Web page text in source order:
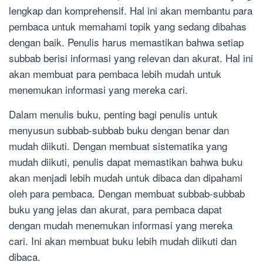
lengkap dan komprehensif. Hal ini akan membantu para
pembaca untuk memahami topik yang sedang dibahas
dengan baik. Penulis harus memastikan bahwa setiap
subbab berisi informasi yang relevan dan akurat. Hal ini
akan membuat para pembaca lebih mudah untuk
menemukan informasi yang mereka cari.
Dalam menulis buku, penting bagi penulis untuk
menyusun subbab-subbab buku dengan benar dan
mudah diikuti. Dengan membuat sistematika yang
mudah diikuti, penulis dapat memastikan bahwa buku
akan menjadi lebih mudah untuk dibaca dan dipahami
oleh para pembaca. Dengan membuat subbab-subbab
buku yang jelas dan akurat, para pembaca dapat
dengan mudah menemukan informasi yang mereka
cari. Ini akan membuat buku lebih mudah diikuti dan
dibaca.